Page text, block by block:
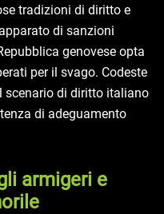
tradizioni di diritto e
di sanzioni
genovese opta
per il svago. Codeste
scenario di diritto italiano
di adeguamento
armigeri e